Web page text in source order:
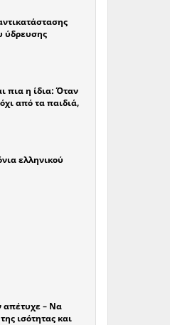
ύδρευσης
πια η ίδια: Όταν
από τα παιδιά,
ελληνικού
– Να
ισότητας και